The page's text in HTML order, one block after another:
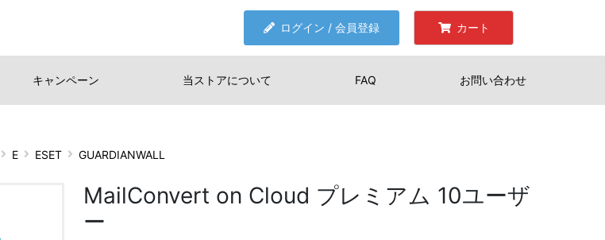
ログイン / 会員登録 カート
キャンペーン 当ストアについて FAQ お問い合わせ
E ESET GUARDIANWALL
MailConvert on Cloud プレミアム 10ユーザ
ー